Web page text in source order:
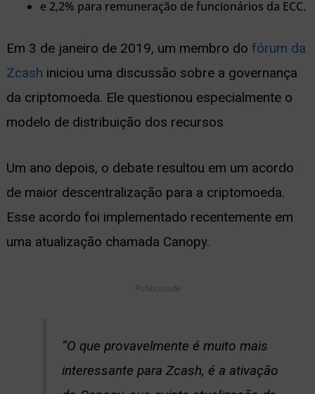
e 2,2% para remuneração de funcionários da ECC.
Em 3 de janeiro de 2019, um membro do fórum da
Zcash iniciou uma discussão sobre a governança
da criptomoeda. Ele questionou especialmente o
modelo de distribuição dos recursos
Um ano depois, o debate resultou em um acordo
de maior descentralização para a criptomoeda.
Esse acordo foi implementado recentemente em
uma atualização chamada Canopy.
Publicidade
“O que provavelmente é muito mais
interessante para Zcash, é a ativação